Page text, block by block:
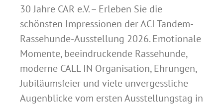
30 Jahre CAR e.V. – Erleben Sie die
schönsten Impressionen der ACI Tandem-
Rassehunde-Ausstellung 2026. Emotionale
Momente, beeindruckende Rassehunde,
moderne CALL IN Organisation, Ehrungen,
Jubiläumsfeier und viele unvergessliche
Augenblicke vom ersten Ausstellungstag in